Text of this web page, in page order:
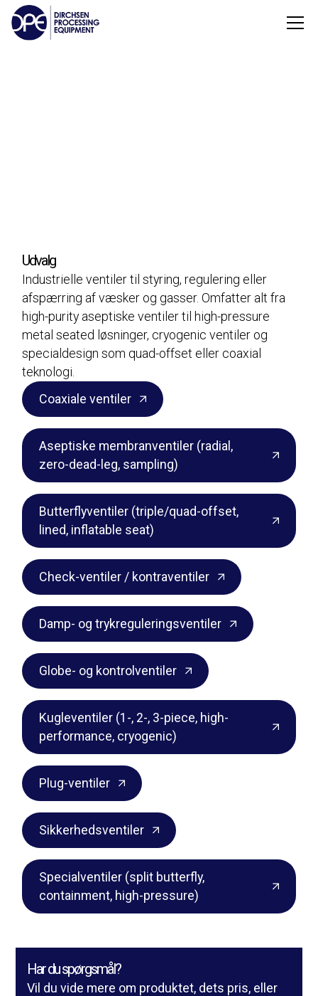
Ventiler
Udvalg
Industrielle ventiler til styring, regulering eller
afspærring af væsker og gasser. Omfatter alt fra
high-purity aseptiske ventiler til high-pressure
metal seated løsninger, cryogenic ventiler og
specialdesign som quad-offset eller coaxial
teknologi.
Coaxiale ventiler
Aseptiske membranventiler (radial,
zero-dead-leg, sampling)
Butterflyventiler (triple/quad-offset,
lined, inflatable seat)
Check-ventiler / kontraventiler
Damp- og trykreguleringsventiler
Globe- og kontrolventiler
Kugleventiler (1-, 2-, 3-piece, high-
performance, cryogenic)
Plug-ventiler
Sikkerhedsventiler
Specialventiler (split butterfly,
containment, high-pressure)
Har du spørgsmål?
Vil du vide mere om produktet, dets pris, eller